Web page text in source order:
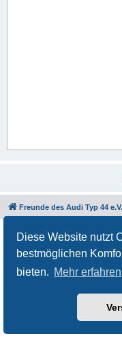
Diese Website nutzt
bestmöglichen
bieten. Mehr erfahren
Freunde des Audi Typ 44 e.V.
Powered by